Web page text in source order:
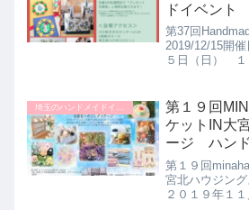
ドイベント
第37回
2019/12/15開
５日（日） １
川口市川口3－
埼玉のハンドメイドイベント
第１９回
ケットIN大
ージ ハン
埼玉
第１９回
宮北ハウジン
２０１９年１